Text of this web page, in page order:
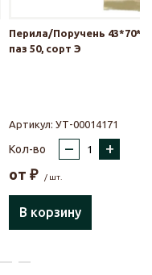
Перила/Поручень
паз 50, сорт Э
Артикул: УТ-00014171
Кол-во – +
от ₽ / шт.
В корзину